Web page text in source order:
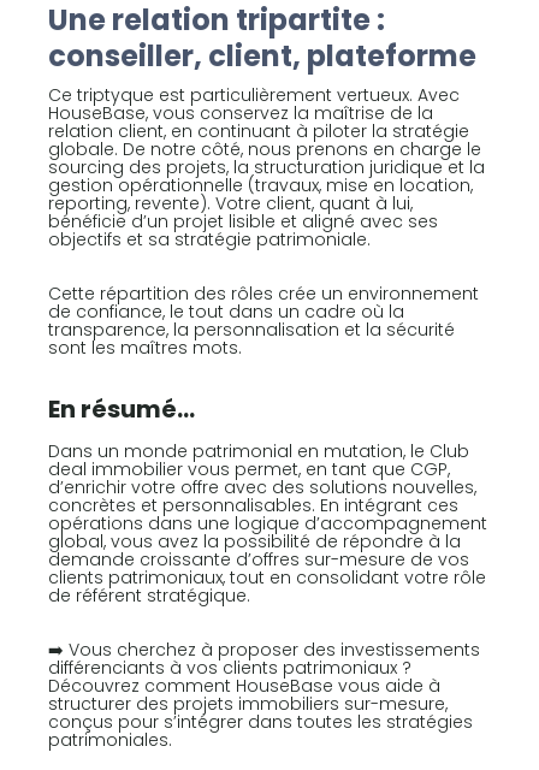
Une relation tripartite :
conseiller, client, plateforme
Ce triptyque est particulièrement vertueux. Avec
HouseBase, vous conservez la maîtrise de la
relation client, en continuant à piloter la stratégie
globale. De notre côté, nous prenons en charge le
sourcing des projets, la structuration juridique et la
gestion opérationnelle (travaux, mise en location,
reporting, revente). Votre client, quant à lui,
bénéficie d’un projet lisible et aligné avec ses
objectifs et sa stratégie patrimoniale.
Cette répartition des rôles crée un environnement
de confiance, le tout dans un cadre où la
transparence, la personnalisation et la sécurité
sont les maîtres mots.
En résumé...
Dans un monde patrimonial en mutation, le Club
deal immobilier vous permet, en tant que CGP,
d’enrichir votre offre avec des solutions nouvelles,
concrètes et personnalisables. En intégrant ces
opérations dans une logique d’accompagnement
global, vous avez la possibilité de répondre à la
demande croissante d’offres sur-mesure de vos
clients patrimoniaux, tout en consolidant votre rôle
de référent stratégique.
➡️ Vous cherchez à proposer des investissements
différenciants à vos clients patrimoniaux ?
Découvrez comment HouseBase vous aide à
structurer des projets immobiliers sur-mesure,
conçus pour s’intégrer dans toutes les stratégies
patrimoniales.